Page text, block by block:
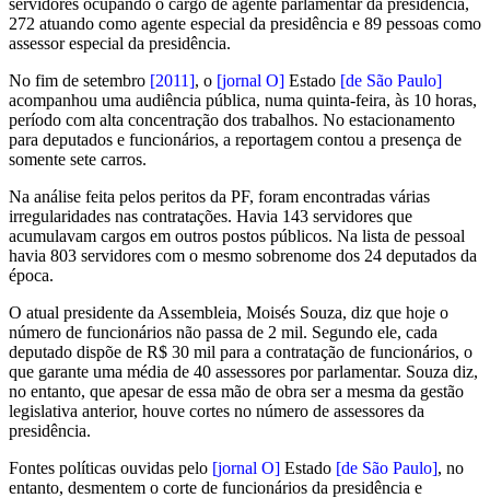
272 atuando como agente especial da presidência e 89 pessoas como
assessor especial da presidência.
No fim de setembro [2011], o [jornal O] Estado [de São Paulo]
acompanhou uma audiência pública, numa quinta-feira, às 10 horas,
período com alta concentração dos trabalhos. No estacionamento
para deputados e funcionários, a reportagem contou a presença de
somente sete carros.
Na análise feita pelos peritos da PF, foram encontradas várias
irregularidades nas contratações. Havia 143 servidores que
acumulavam cargos em outros postos públicos. Na lista de pessoal
havia 803 servidores com o mesmo sobrenome dos 24 deputados da
época.
O atual presidente da Assembleia, Moisés Souza, diz que hoje o
número de funcionários não passa de 2 mil. Segundo ele, cada
deputado dispõe de R$ 30 mil para a contratação de funcionários, o
que garante uma média de 40 assessores por parlamentar. Souza diz,
no entanto, que apesar de essa mão de obra ser a mesma da gestão
legislativa anterior, houve cortes no número de assessores da
presidência.
Fontes políticas ouvidas pelo [jornal O] Estado [de São Paulo], no
entanto, desmentem o corte de funcionários da presidência e